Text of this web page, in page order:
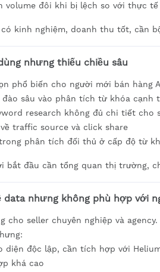
volume đôi khi bị lệch so với thực tế
có kinh nghiệm, doanh thu tốt, cần
nhưng thiếu chiều sâu
phổ biến cho người mới bán hàng
sâu vào phân tích từ khóa cạnh
research không đủ chi tiết cho
traffic source và click share
phân tích đối thủ ở cấp độ từ
bắt đầu cần tổng quan thị trường,
data nhưng không phù hợp với
cho seller chuyên nghiệp và
diện độc lập, cần tích hợp với
khá cao